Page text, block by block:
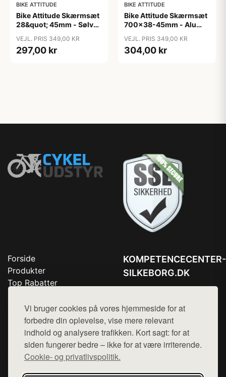
Vi bruger cookies på vores hjemmeside for at
forbedre din oplevelse, vise mere relevant
indhold og analysere trafikken. Kort sagt: for at
siden fungerer bedre – ikke for at være irriterende.
Cookie- og privatlivspolitik.
BIKE ATTITUDE
Bike Attitude Skærmsæt
28&quot; 45mm - Sølv
tilbehørstivere)
VEJL. PRIS 349,00 KR
297,00 kr
BIKE ATTITUDE
Bike Attitude Skærmsæt
700x38-45mm - Alu
VEJL. PRIS 349,00 KR
304,00 kr
Forside
Produkter
Top Rabatter
Kontakt
KOMPETENCECENTER-
SILKEBORG.DK
Mail:hej@want.dk
Cookie- og privatlivspolitik
Denne side er en del af want.dk, der udgiver en række